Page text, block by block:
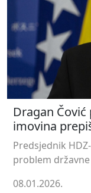
Dragan
imovina
Predsjednik
problem
08.01.2026.